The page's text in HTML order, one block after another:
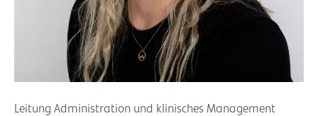
Leitung Administration und klinisches Management